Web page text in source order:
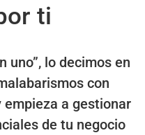
ti
uno”, lo decimos en
con
a gestionar
de tu negocio